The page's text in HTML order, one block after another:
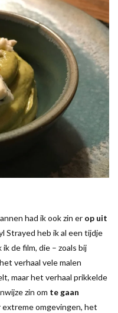
had ik ook zin er op uit
Strayed heb ik al een tijdje
de film, die – zoals bij
verhaal vele malen
maar het verhaal prikkelde
zin om te gaan
omgevingen, het